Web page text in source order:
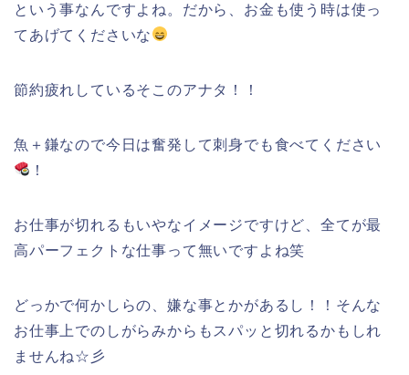
という事なんですよね。だから、お金も使う時は使っ
てあげてくださいな
節約疲れしているそこのアナタ！！
魚＋鎌なので今日は奮発して刺身でも食べてください
！
お仕事が切れるもいやなイメージですけど、全てが最
高パーフェクトな仕事って無いですよね笑
どっかで何かしらの、嫌な事とかがあるし！！そんな
お仕事上でのしがらみからもスパッと切れるかもしれ
ませんね☆彡